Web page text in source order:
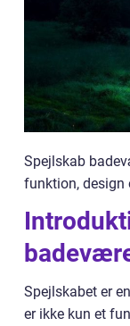
Spejlskab
funktion, design
Spejlskabet er
er ikke kun et